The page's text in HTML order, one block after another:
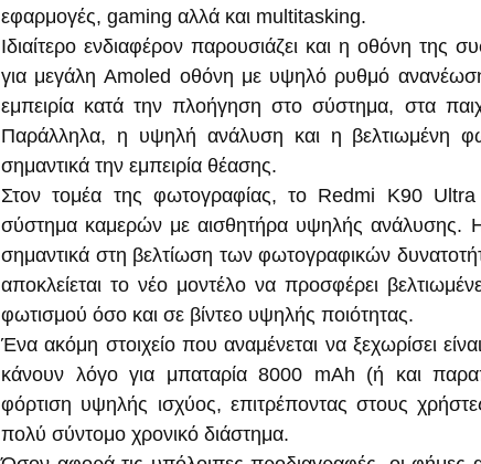
εφαρμογές, gaming αλλά και multitasking.
Ιδιαίτερο ενδιαφέρον παρουσιάζει και η οθόνη της
για μεγάλη Amoled οθόνη με υψηλό ρυθμό
εμπειρία κατά την πλοήγηση στο σύστημα, στα
Παράλληλα, η υψηλή ανάλυση και η βελτιωμένη
σημαντικά την εμπειρία θέασης.
Στον τομέα της φωτογραφίας, το Redmi K90 Ultra
σύστημα καμερών με αισθητήρα υψηλής ανάλυσης. Η
σημαντικά στη βελτίωση των φωτογραφικών
αποκλείεται το νέο μοντέλο να προσφέρει
φωτισμού όσο και σε βίντεο υψηλής ποιότητας.
Ένα ακόμη στοιχείο που αναμένεται να ξεχωρίσει
κάνουν λόγο για μπαταρία 8000 mAh (ή και
φόρτιση υψηλής ισχύος, επιτρέποντας στους
πολύ σύντομο χρονικό διάστημα.